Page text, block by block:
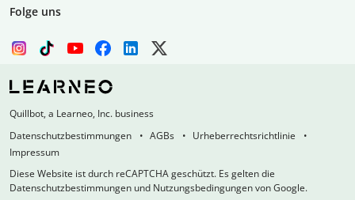
Folge uns
Quillbot, a Learneo, Inc. business
Datenschutzbestimmungen
AGBs
Urheberrechtsrichtlinie
Impressum
Diese Website ist durch reCAPTCHA geschützt. Es gelten die
Datenschutzbestimmungen und Nutzungsbedingungen von Google.